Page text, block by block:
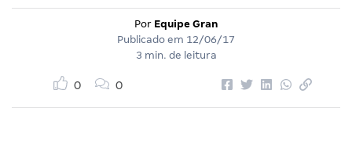
Por Equipe Gran
Publicado em 12/06/17
3 min. de leitura
0 0